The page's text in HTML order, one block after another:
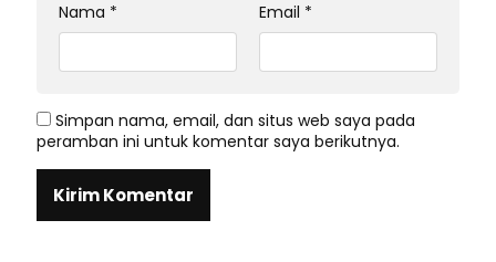
Nama * Email *
Simpan nama, email, dan situs web saya pada
peramban ini untuk komentar saya berikutnya.